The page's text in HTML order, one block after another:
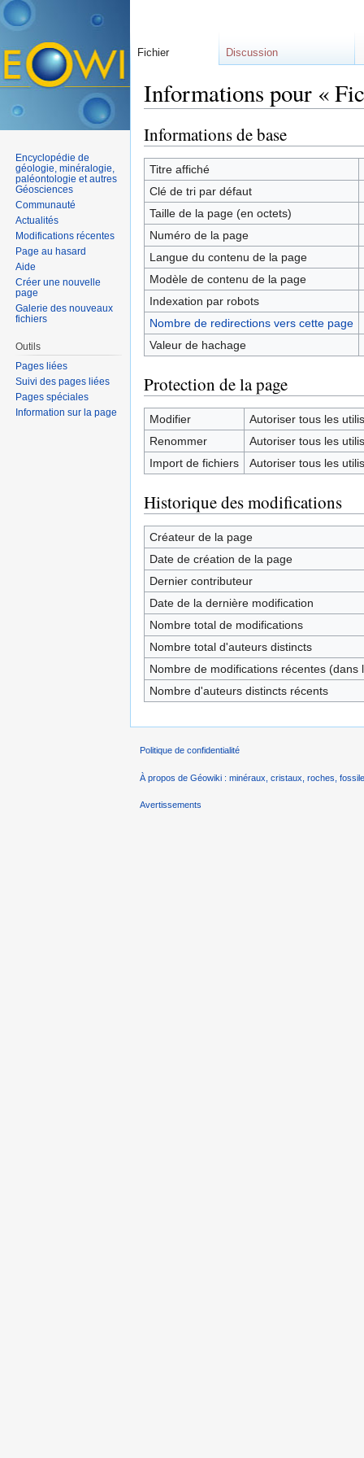
Informations pour «
Informations de base
Titre affiché
Clé de tri par défaut
Taille de la page (en octets)
Numéro de la page
Langue du contenu de la page
Modèle de contenu de la page
Indexation par robots
Nombre de redirections vers cette page
Valeur de hachage
Protection de la page
Modifier
Autoriser tous les
Renommer
Autoriser tous les
Import de fichiers
Autoriser tous les
Historique des modifications
Créateur de la page
Date de création de la page
Dernier contributeur
Date de la dernière modification
Nombre total de modifications
Nombre total d'auteurs distincts
Nombre de modifications récentes (dans
Nombre d'auteurs distincts récents
Fichier Discussion
Encyclopédie de
géologie, minéralogie,
paléontologie et autres
Géosciences
Communauté
Actualités
Modifications récentes
Page au hasard
Aide
Créer une nouvelle
page
Galerie des nouveaux
fichiers
Outils
Pages liées
Suivi des pages liées
Pages spéciales
Information sur la page
Politique de confidentialité
À propos de Géowiki : minéraux, cristaux, roches,
Avertissements